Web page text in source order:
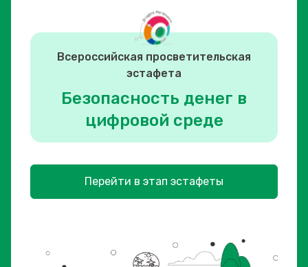
Всероссийская просветительская
эстафета
Безопасность денег в
цифровой среде
Перейти в этап эстафеты